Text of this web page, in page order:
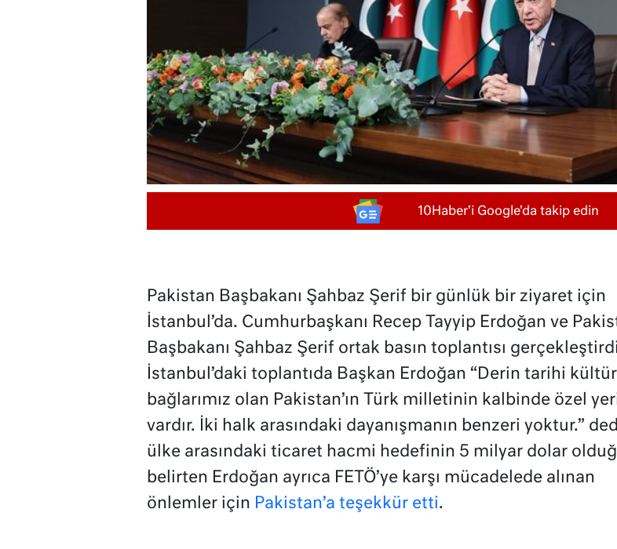
10Haber'i Google'da takip edin
Pakistan Başbakanı Şahbaz Şerif bir günlük bir ziyaret için
İstanbul’da. Cumhurbaşkanı Recep Tayyip Erdoğan ve
Başbakanı Şahbaz Şerif ortak basın toplantısı
İstanbul’daki toplantıda Başkan Erdoğan “Derin tarihi
bağlarımız olan Pakistan’ın Türk milletinin kalbinde özel
vardır. İki halk arasındaki dayanışmanın benzeri yoktur.”
ülke arasındaki ticaret hacmi hedefinin 5 milyar dolar
belirten Erdoğan ayrıca FETÖ’ye karşı mücadelede alınan
önlemler için Pakistan’a teşekkür etti.